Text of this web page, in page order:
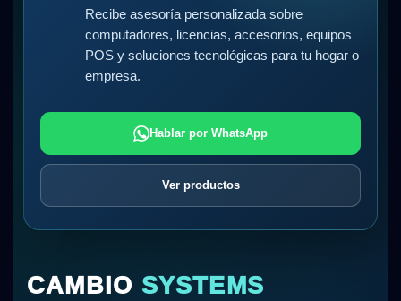
Recibe asesoría personalizada sobre
computadores, licencias, accesorios, equipos
POS y soluciones tecnológicas para tu hogar o
empresa.
Hablar por WhatsApp
Ver productos
CAMBIO SYSTEMS